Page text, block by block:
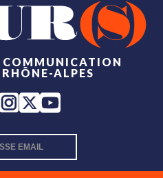
COMMUNICATION
ALPES